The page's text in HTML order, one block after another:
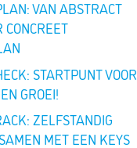
VAN ABSTRACT
STARTPUNT VOOR
GROEI!
ZELFSTANDIG
MET EEN KEYS